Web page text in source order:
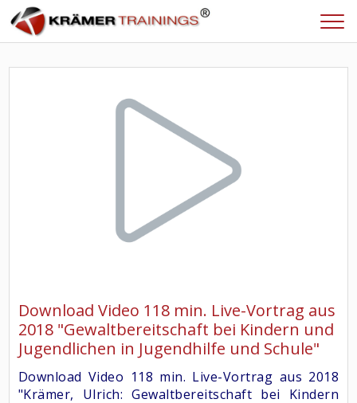
Download Video 118 min. Live-Vortrag aus
2018 "Gewaltbereitschaft bei Kindern und
Jugendlichen in Jugendhilfe und Schule"
Download Video 118 min. Live-Vortrag aus 2018
"Krämer, Ulrich: Gewaltbereitschaft bei Kindern